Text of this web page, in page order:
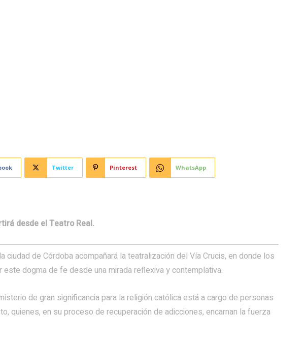
Twitter Pinterest WhatsApp
desde el Teatro Real.
ciudad de Córdoba acompañará la teatralización del Vía Crucis, en donde los
dogma de fe desde una mirada reflexiva y contemplativa.
de gran significancia para la religión católica está a cargo de personas
quienes, en su proceso de recuperación de adicciones, encarnan la fuerza